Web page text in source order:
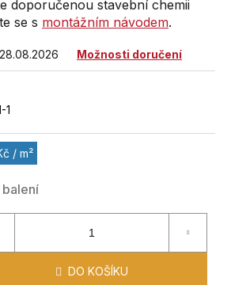
doporučenou stavební chemii
se s montážním návodem.
28.08.2026 Možnosti doručení
1
/ m²
balení
DO KOŠÍKU